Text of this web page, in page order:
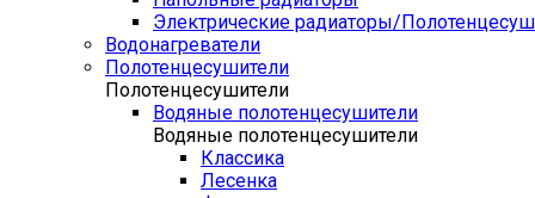
Электрические радиаторы/
Водонагреватели
Полотенцесушители
Полотенцесушители
Водяные полотенцесушители
Водяные полотенцесушители
Классика
Лесенка